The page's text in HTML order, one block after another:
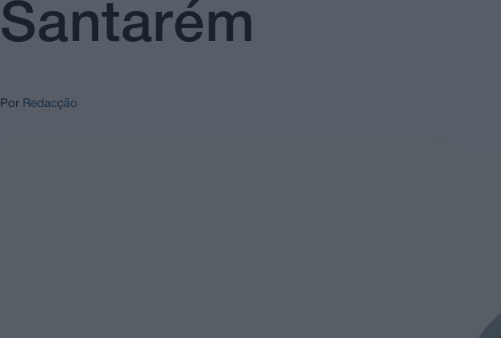
Santarém
Por Redacção